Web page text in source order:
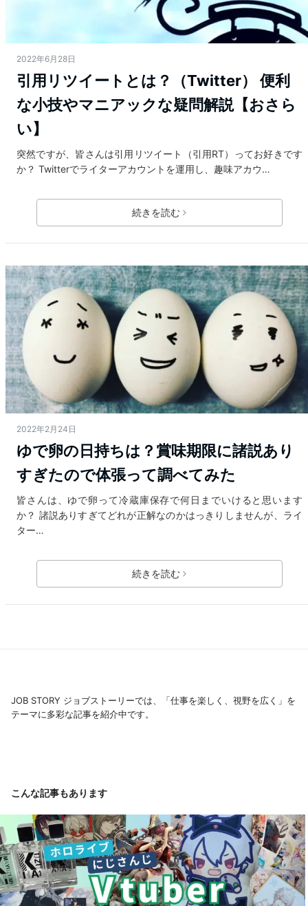
2022年6月28日
引用リツイートとは？（Twitter） 便利
な小技やマニアックな疑問解説【おさら
い】
突然ですが、皆さんは引用リツイート（引用RT）ってお好きです
か？ Twitterでライターアカウントを運用し、趣味アカウ…
続きを読む
2022年2月24日
ゆで卵の日持ちは？賞味期限に諸説あり
すぎたので体張って調べてみた
皆さんは、ゆで卵って冷蔵庫保存で何日までいけると思います
か？ 諸説ありすぎてどれが正解なのかはっきりしませんが、ライ
ター…
続きを読む
JOB STORY ジョブストーリーでは、「仕事を楽しく、視野を広く」を
テーマに多彩な記事を紹介中です。
こんな記事もあります